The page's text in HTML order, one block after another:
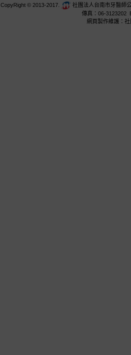
CopyRight © 2013-2017.
社團法人台南市牙醫師
傳真：06-3123202
網頁製作維護：